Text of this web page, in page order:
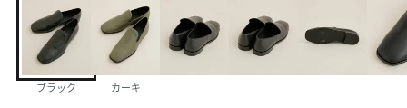
ブラック カーキ